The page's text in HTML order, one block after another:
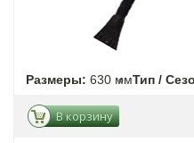
Размеры: 630 ммТип /
В корзину